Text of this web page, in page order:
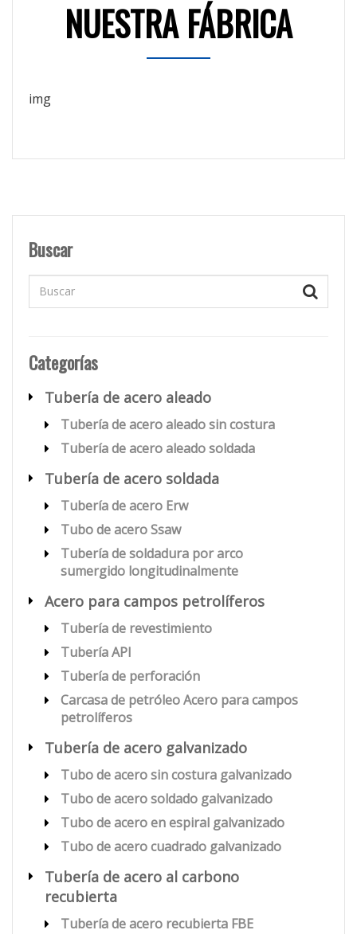
NUESTRA FÁBRICA
Buscar
Categorías
Tubería de acero aleado
Tubería de acero aleado sin costura
Tubería de acero aleado soldada
Tubería de acero soldada
Tubería de acero Erw
Tubo de acero Ssaw
Tubería de soldadura por arco
sumergido longitudinalmente
Acero para campos petrolíferos
Tubería de revestimiento
Tubería API
Tubería de perforación
Carcasa de petróleo Acero para campos
petrolíferos
Tubería de acero galvanizado
Tubo de acero sin costura galvanizado
Tubo de acero soldado galvanizado
Tubo de acero en espiral galvanizado
Tubo de acero cuadrado galvanizado
Tubería de acero al carbono
recubierta
Tubería de acero recubierta FBE